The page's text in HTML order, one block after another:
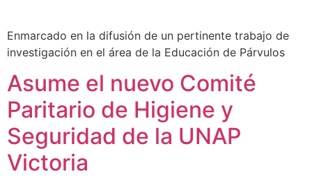
Enmarcado en la difusión de un pertinente trabajo de
investigación en el área de la Educación de Párvulos
Asume el nuevo Comité
Paritario de Higiene y
Seguridad de la UNAP
Victoria